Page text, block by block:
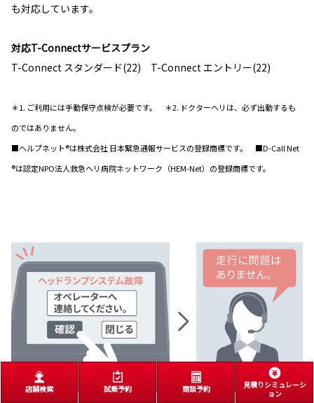
も対応しています。
対応T-Connectサービスプラン
T-Connect スタンダード(22) T-Connect エントリー(22)
＊1. ご利用には手動保守点検が必要です。 ＊2. ドクターヘリは、必ず出動するも
のではありません。
■ヘルプネット®は株式会社 日本緊急通報サービスの登録商標です。 ■D-Call Net
®は認定NPO法人救急ヘリ病院ネットワーク（HEM-Net）の登録商標です。
店舗検索 試乗予約 商談予約
見積りシミュレーシ
ョン